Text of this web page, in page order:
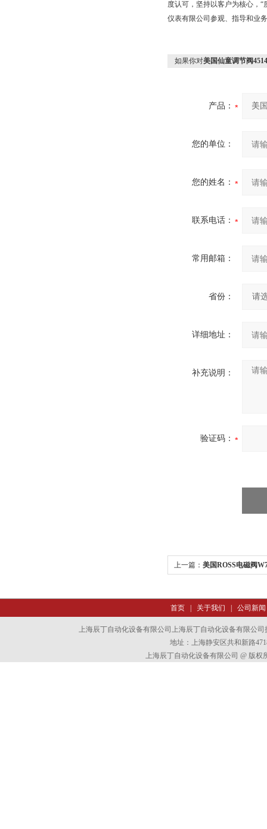
度认可，坚持以客户为核心，
仪表有限公司参观、指导和业
如果你对美国仙童调节阀
产品：
您的单位：
您的姓名：
联系电话：
常用邮箱：
省份：
详细地址：
补充说明：
验证码：
上一篇： 美国ROSS电磁阀
首页| 关于我们 公司新闻
上海辰丁自动化设备有限公司上海辰丁自动化设备有限公司
地址：上海静安区共和新路
上海辰丁自动化设备有限公司 @ 版权